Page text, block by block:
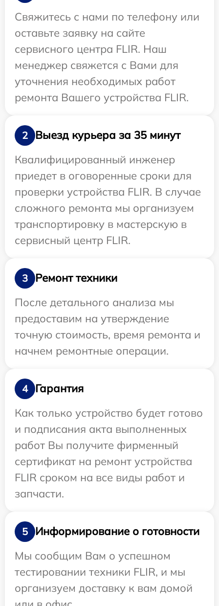
Свяжитесь с нами по телефону или
оставьте заявку на сайте
сервисного центра FLIR. Наш
менеджер свяжется с Вами для
уточнения необходимых работ
ремонта Вашего устройства FLIR.
2
Выезд курьера за 35 минут
Квалифицированный инженер
приедет в оговоренные сроки для
проверки устройства FLIR. В случае
сложного ремонта мы организуем
транспортировку в мастерскую в
сервисный центр FLIR.
3
Ремонт техники
После детального анализа мы
предоставим на утверждение
точную стоимость, время ремонта и
начнем ремонтные операции.
4
Гарантия
Как только устройство будет готово
и подписания акта выполненных
работ Вы получите фирменный
сертификат на ремонт устройства
FLIR сроком на все виды работ и
запчасти.
5
Информирование о готовности
Мы сообщим Вам о успешном
тестировании техники FLIR, и мы
организуем доставку к вам домой